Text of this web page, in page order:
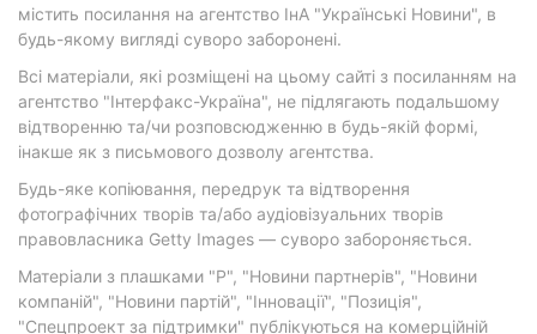
містить посилання на агентство ІнА "Українські Новини", в
будь-якому вигляді суворо заборонені.
Всі матеріали, які розміщені на цьому сайті з посиланням на
агентство "Інтерфакс-Україна", не підлягають подальшому
відтворенню та/чи розповсюдженню в будь-якій формі,
інакше як з письмового дозволу агентства.
Будь-яке копіювання, передрук та відтворення
фотографічних творів та/або аудіовізуальних творів
правовласника Getty Images — суворо забороняється.
Матеріали з плашками "Р", "Новини партнерів", "Новини
компаній", "Новини партій", "Інновації", "Позиція",
"Спецпроект за підтримки" публікуються на комерційній